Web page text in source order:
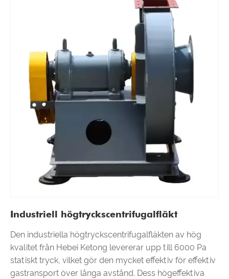
Industriell högtryckscentrifugalfläkt
Den industriella högtryckscentrifugalfläkten av hög
kvalitet från Hebei Ketong levererar upp till 6000 Pa
statiskt tryck, vilket gör den mycket effektiv för effektiv
gastransport över långa avstånd. Dess högeffektiva